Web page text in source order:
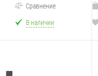
Сравнение
В наличии